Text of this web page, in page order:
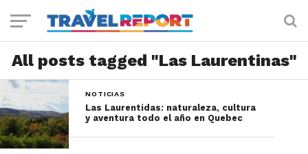
All posts tagged "Las Laurentinas"
NOTICIAS
Las Laurentidas: naturaleza, cultura
y aventura todo el año en Quebec